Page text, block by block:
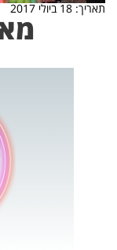
תאריך: 18 ביולי 2017